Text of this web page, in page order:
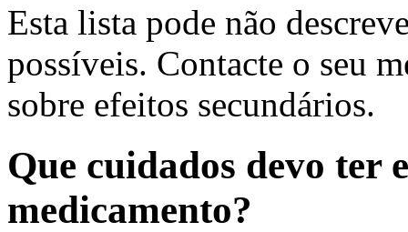
Esta lista pode não
possíveis. Contacte o seu
sobre efeitos secundários.
Que cuidados devo ter
medicamento?